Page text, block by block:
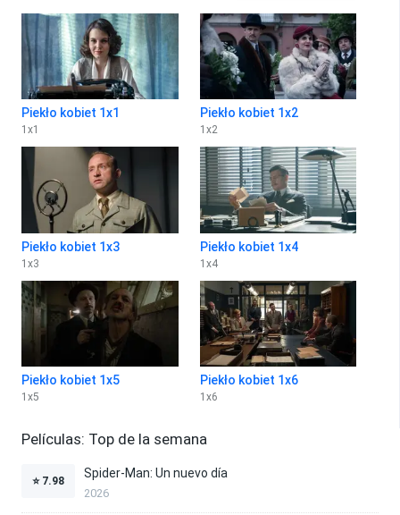
Piekło kobiet 1x1
1 x1
Piekło kobiet 1x2
1 x2
Piekło kobiet 1x3
1 x3
Piekło kobiet 1x4
1 x4
Piekło kobiet 1x5
1 x5
Piekło kobiet 1x6
1 x6
Películas: Top de la semana
⭐ 7.98
Spider-Man: Un nuevo día
2026